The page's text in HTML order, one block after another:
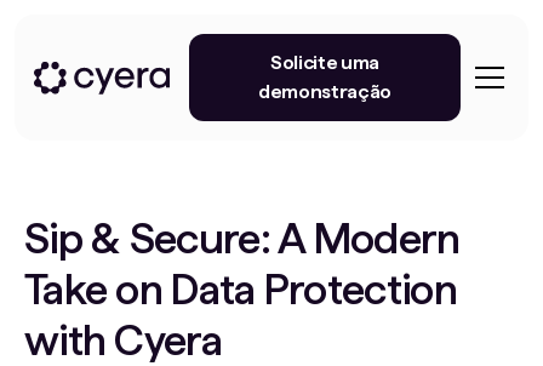
Solicite uma
demonstração
Sip & Secure: A Modern
Take on Data Protection
with Cyera